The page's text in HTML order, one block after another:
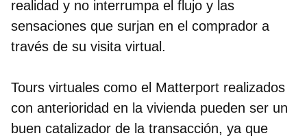
realidad y no interrumpa el flujo y las
sensaciones que surjan en el comprador a
través de su visita virtual.
Tours virtuales como el Matterport realizados
con anterioridad en la vivienda pueden ser un
buen catalizador de la transacción, ya que